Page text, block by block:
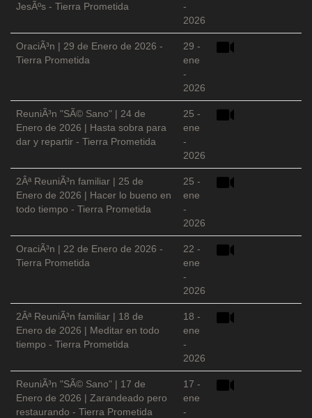
JesÃºs - Tierra Prometida
-
2026
OraciÃ³n | 29 de Enero de 2026 -
Tierra Prometida
29 -
ene
-
2026
ReuniÃ³n "SÃ© Sano" | 24 de
Enero de 2026 | Hasta sobra para
dar y repartir - Tierra Prometida
25 -
ene
-
2026
2Âª ReuniÃ³n familiar | 25 de
Enero de 2026 | Hacer lo bueno en
todo tiempo - Tierra Prometida
25 -
ene
-
2026
OraciÃ³n | 22 de Enero de 2026 -
Tierra Prometida
22 -
ene
-
2026
2Âª ReuniÃ³n familiar | 18 de
Enero de 2026 | Meditar en todo
tiempo - Tierra Prometida
18 -
ene
-
2026
ReuniÃ³n "SÃ© Sano" | 17 de
Enero de 2026 | Zarandeado pero
restaurando - Tierra Prometida
17 -
ene
-